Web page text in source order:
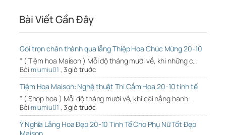
Bài Viết Gần Đây
Gói trọn chân thành qua lẵng Thiệp Hoa Chúc Mừng 20-10
" ( Tiệm hoa Maison ) Mỗi độ tháng mười về, khi những c…
Bởi miumiu01 , 3 giờ trước
Tiệm Hoa Maison: Nghệ thuật Thi Cắm Hoa 20-10 tinh tế
" ( Shop hoa ) Mỗi độ tháng mười về, khi cái nắng hanh …
Bởi miumiu01 , 3 giờ trước
Ý Nghĩa Lẵng Hoa Đẹp 20-10 Tinh Tế Cho Phụ Nữ Tốt Đẹp